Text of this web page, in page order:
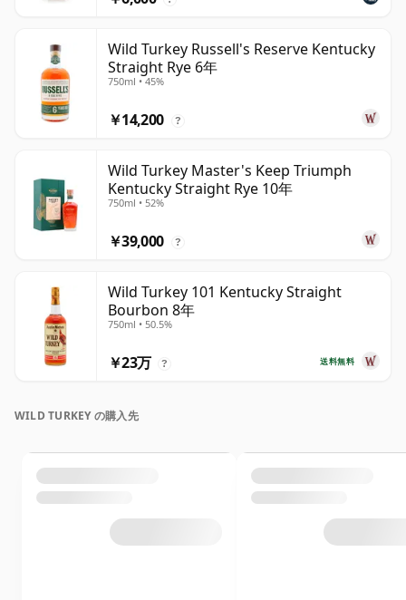
Wild Turkey Russell's Reserve Kentucky
Straight Rye 6年
750ml • 45%
￥14,200 ?
Wild Turkey Master's Keep Triumph
Kentucky Straight Rye 10年
750ml • 52%
￥39,000 ?
Wild Turkey 101 Kentucky Straight
Bourbon 8年
750ml • 50.5%
送料無料
￥23万 ?
WILD TURKEY の購入先